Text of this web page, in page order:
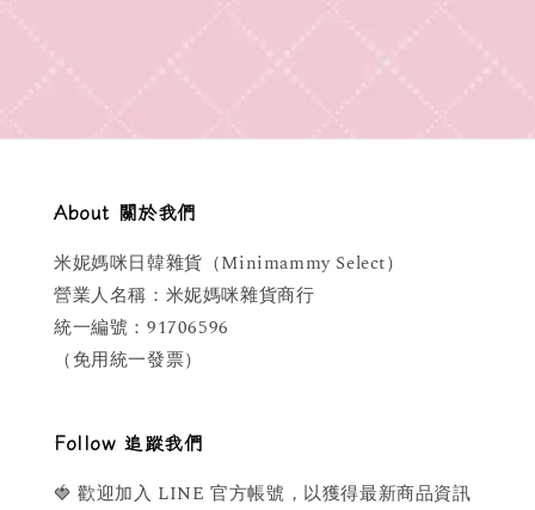
About 關於我們
米妮媽咪日韓雜貨（Minimammy Select）
營業人名稱：米妮媽咪雜貨商行
統一編號：91706596
（免用統一發票）
Follow 追蹤我們
🍓 歡迎加入 LINE 官方帳號，以獲得最新商品資訊